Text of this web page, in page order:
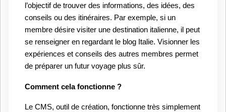
l’objectif de trouver des informations, des idées, des
conseils ou des itinéraires. Par exemple, si un
membre désire visiter une destination italienne, il peut
se renseigner en regardant le blog Italie. Visionner les
expériences et conseils des autres membres permet
de préparer un futur voyage plus sûr.
Comment cela fonctionne ?
Le CMS, outil de création, fonctionne très simplement